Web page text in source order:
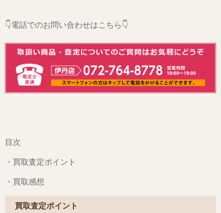
👇電話でのお問い合わせはこちら👇
目次
・買取査定ポイント
・買取感想
買取査定ポイント